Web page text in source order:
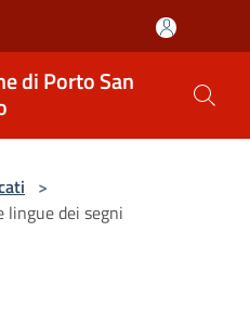
di Porto San
>
lingue dei segni